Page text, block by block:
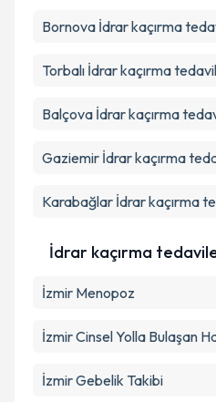
Bornova İdrar kaçırma
Torbalı İdrar kaçırma
Balçova İdrar kaçırma
Gaziemir İdrar kaçırma
Karabağlar İdrar kaçırma
İdrar kaçırma
İzmir Menopoz
İzmir Cinsel Yolla Bulaşan
İzmir Gebelik Takibi